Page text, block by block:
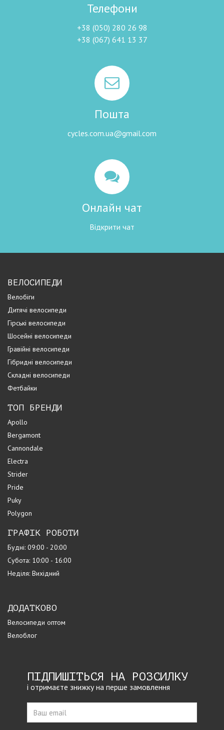
Телефони
+38 (050) 280 26 98
+38 (067) 641 13 37
Пошта
cycles.com.ua@gmail.com
Онлайн чат
Відкрити чат
ВЕЛОСИПЕДИ
Велобіги
Дитячі велосипеди
Гірські велосипеди
Шосейні велосипеди
Гравійні велосипеди
Гібридні велосипеди
Складні велосипеди
Фетбайки
ТОП БРЕНДИ
Apollo
Bergamont
Cannondale
Electra
Strider
Pride
Puky
Polygon
ГРАФІК РОБОТИ
Будні: 09:00 - 20:00
Субота: 10:00 - 16:00
Неділя: Вихідний
ДОДАТКОВО
Велосипеди оптом
Велоблог
ПІДПИШІТЬСЯ НА РОЗСИЛКУ
і отримаєте знижку на перше замовлення